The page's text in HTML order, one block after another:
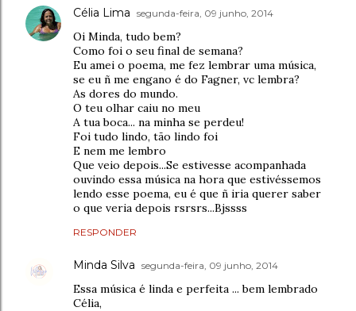
Célia Lima segunda-feira, 09 junho, 2014
Oi Minda, tudo bem?
Como foi o seu final de semana?
Eu amei o poema, me fez lembrar uma música,
se eu ñ me engano é do Fagner, vc lembra?
As dores do mundo.
O teu olhar caiu no meu
A tua boca... na minha se perdeu!
Foi tudo lindo, tão lindo foi
E nem me lembro
Que veio depois...Se estivesse acompanhada
ouvindo essa música na hora que estivéssemos
lendo esse poema, eu é que ñ iria querer saber
o que veria depois rsrsrs...Bjssss
RESPONDER
Minda Silva segunda-feira, 09 junho, 2014
Essa música é linda e perfeita ... bem lembrado
Célia,